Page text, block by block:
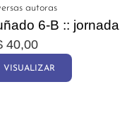
autoras
6-B :: jornada
40,00
VISUALIZAR